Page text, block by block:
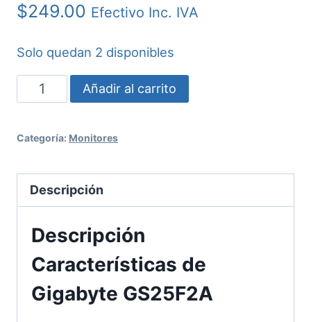
$249.00 Efectivo Inc. IVA
Solo quedan 2 disponibles
Monitor
Gaming
Gigabyte
cantidad
Añadir al carrito
Categoría: Monitores
Descripción
Descripción
Características de
Gigabyte GS25F2A